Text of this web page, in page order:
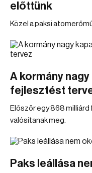
előttünk
Közel a paksi
A kormány
fejlesztést
Először egy 868
valósítanak meg.
Paks leállása